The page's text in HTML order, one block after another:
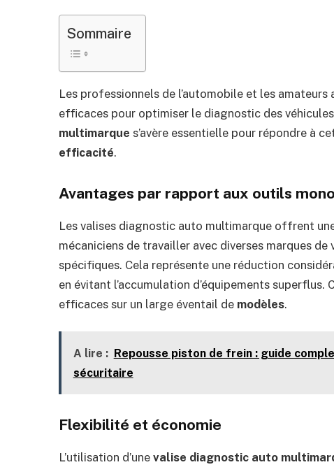
Sommaire
Les professionnels de l’automobile et les
efficaces pour optimiser le diagnostic des
multimarque s’avère essentielle pour répondre à
efficacité.
Avantages par rapport aux outils
Les valises diagnostic auto multimarque offrent
mécaniciens de travailler avec diverses marques
spécifiques. Cela représente une réduction
en évitant l’accumulation d’équipements
efficaces sur un large éventail de modèles.
A lire : Repousse piston de frein : guide
sécuritaire
Flexibilité et économie
L’utilisation d’unevalise diagnostic auto